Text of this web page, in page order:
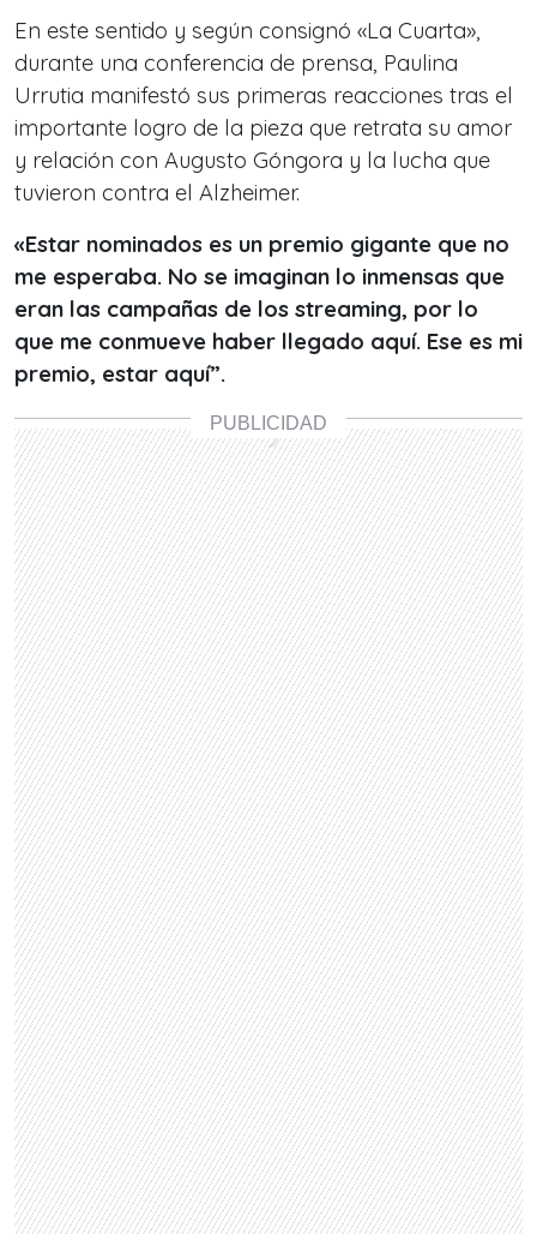
En este sentido y según consignó «La Cuarta»,
durante una conferencia de prensa, Paulina
Urrutia manifestó sus primeras reacciones tras el
importante logro de la pieza que retrata su amor
y relación con Augusto Góngora y la lucha que
tuvieron contra el Alzheimer.
«Estar nominados es un premio gigante que no
me esperaba. No se imaginan lo inmensas que
eran las campañas de los streaming, por lo
que me conmueve haber llegado aquí. Ese es mi
premio, estar aquí”.